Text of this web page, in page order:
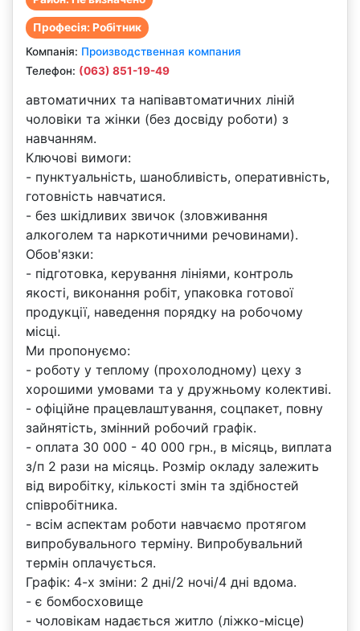
Професія: Робітник
Компанiя: Производственная компания
Телефон: (063) 851-19-49
автоматичних та напівавтоматичних ліній
чоловіки та жінки (без досвіду роботи) з
навчанням.
Ключові вимоги:
- пунктуальність, шанобливість, оперативність,
готовність навчатися.
- без шкідливих звичок (зловживання
алкоголем та наркотичними речовинами).
Обов'язки:
- підготовка, керування лініями, контроль
якості, виконання робіт, упаковка готової
продукції, наведення порядку на робочому
місці.
Ми пропонуємо:
- роботу у теплому (прохолодному) цеху з
хорошими умовами та у дружньому колективі.
- офіційне працевлаштування, соцпакет, повну
зайнятість, змінний робочий графік.
- оплата 30 000 - 40 000 грн., в місяць, виплата
з/п 2 рази на місяць. Розмір окладу залежить
від виробітку, кількості змін та здібностей
співробітника.
- всім аспектам роботи навчаємо протягом
випробувального терміну. Випробувальний
термін оплачується.
Графік: 4-х зміни: 2 дні/2 ночі/4 дні вдома.
- є бомбосховище
- чоловікам надається житло (ліжко-місце)